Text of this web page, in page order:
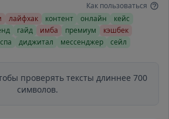
Как пользоваться
лайфхак контент онлайн
кейс
гайд имба премиум
кэшбек
спа диджитал мессенджер сейл
проверять тексты длиннее 700
символов.